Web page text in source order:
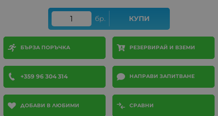
бр. КУПИ
БЪРЗА ПОРЪЧКА РЕЗЕРВИРАЙ И ВЗЕМИ
+359 96 304 314 НАПРАВИ ЗАПИТВАНЕ
ДОБАВИ В ЛЮБИМИ СРАВНИ